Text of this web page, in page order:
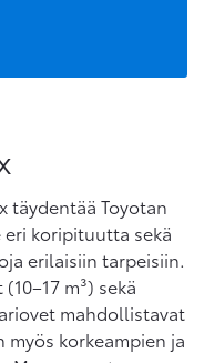
täydentää Toyotan
koripituutta sekä
erilaisiin tarpeisiin.
m³) sekä
mahdollistavat
korkeampien ja